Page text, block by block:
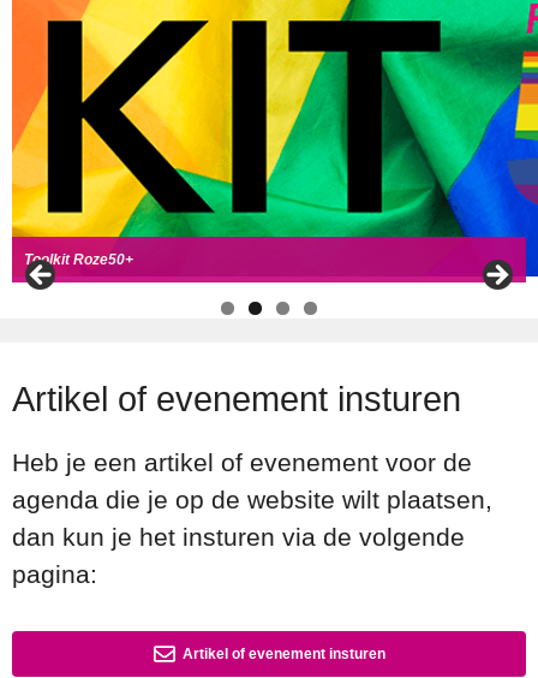
Roze50+ zoekt coll
Toolkit Roze50+
Handboek Roze Loper
Handreiking voor Roze 50+ ambassadeurs
Artikel of evenement insturen
Heb je een artikel of evenement voor de
agenda die je op de website wilt plaatsen,
dan kun je het insturen via de volgende
pagina:
Artikel of evenement insturen